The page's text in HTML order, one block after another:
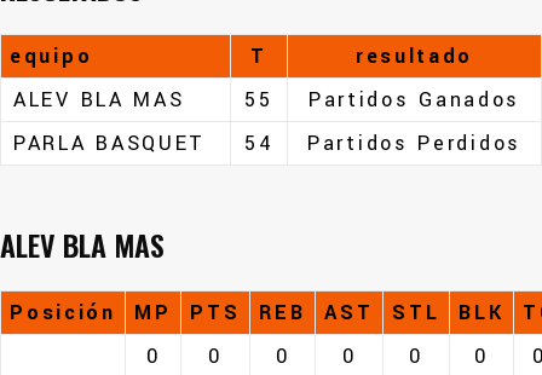
equipo T
resultado
ALEV BLA MAS
55
Partidos Ganados
PARLA BASQUET
54 Partidos Perdidos
ALEV BLA MAS
Posición MP PTS REB AST STL BLK
0
0 0 0 0 0